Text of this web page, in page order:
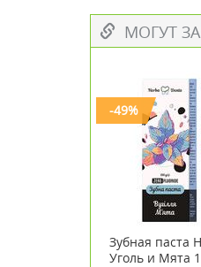
МОГУТ
-49%
Зубная паста
Уголь и Мята